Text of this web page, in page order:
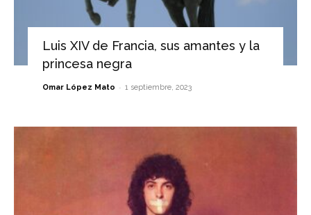
Luis XIV de Francia, sus amantes y la
princesa negra
Omar López Mato - 1 septiembre, 2023